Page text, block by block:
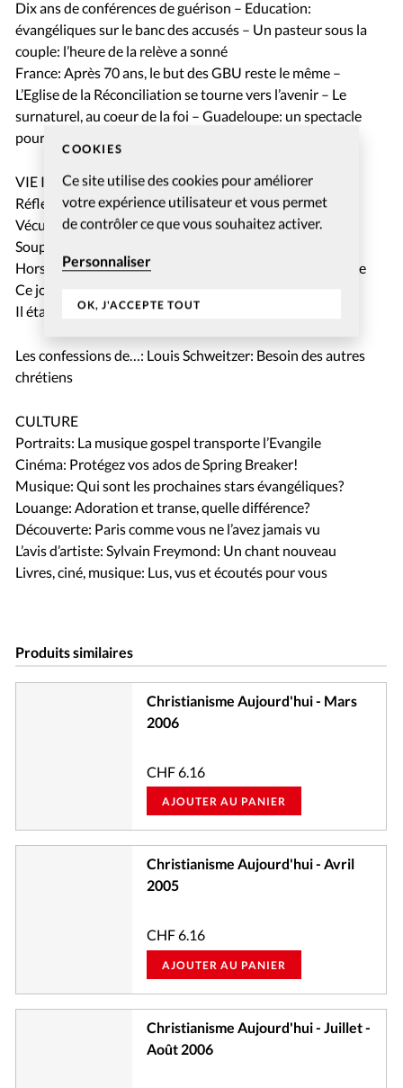
COOKIES
Ce site utilise des cookies pour améliorer
votre expérience utilisateur et vous permet
de contrôler ce que vous souhaitez activer.
Personnaliser
OK, J'ACCEPTE TOUT
Dix ans de conférences de guérison – Education:
évangéliques sur le banc des accusés – Un pasteur sous la
couple: l’heure de la relève a sonné
France: Après 70 ans, le but des GBU reste le même –
L’Eglise de la Réconciliation se tourne vers l’avenir – Le
surnaturel, au coeur de la foi – Guadeloupe: un spectacle
pour financer une Eglise
VIE INTÉRIEURE
Réflexion: J’ai appris à vivre dans l’abondance
Vécu: Du gouffre à la résurrection
Soupirs: Aide-moi à aider…
Hors des sentiers battus: Le sourire des enfants la motive
Ce jour-là…: Le 20 mai 1719, fascination artistique
Il était une foi: Deux soeurs
Les confessions de…: Louis Schweitzer: Besoin des autres
chrétiens
CULTURE
Portraits: La musique gospel transporte l’Evangile
Cinéma: Protégez vos ados de Spring Breaker!
Musique: Qui sont les prochaines stars évangéliques?
Louange: Adoration et transe, quelle différence?
Découverte: Paris comme vous ne l’avez jamais vu
L’avis d’artiste: Sylvain Freymond: Un chant nouveau
Livres, ciné, musique: Lus, vus et écoutés pour vous
Produits similaires
Christianisme Aujourd'hui - Mars
2006
CHF6.16
AJOUTER AU PANIER
Christianisme Aujourd'hui - Avril
2005
CHF6.16
AJOUTER AU PANIER
Christianisme Aujourd'hui - Juillet -
Août 2006